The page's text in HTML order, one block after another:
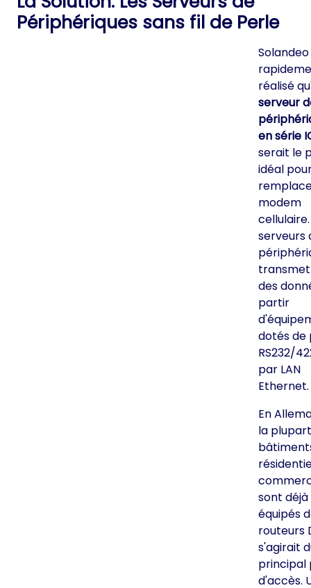
Périphériques sans fil de Perle
réalisé
serveur
en série
serait le
idéal
modem
cellulaire.
serveurs
des
partir
dotés de
RS232/
par LAN
Ethernet.
En
la
sont déjà
équipés
routeurs
s'agirait
principal
d'accès.